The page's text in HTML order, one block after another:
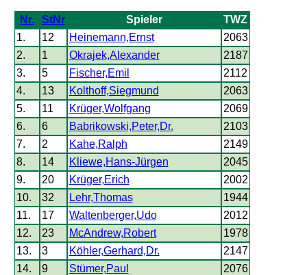
Nr. StNr Spieler
TWZ
1.
12 Heinemann,Ernst
2063
2.
1 Okrajek,Alexander
2187
3.
5 Fischer,Emil
2112
4.
13 Kolthoff,Siegmund
2063
5.
11 Krüger,Wolfgang
2069
6.
6 Babrikowski,Peter,Dr.
2103
7.
2 Kahe,Ralph
2149
8.
14 Kliewe,Hans-Jürgen
2045
9.
20 Krüger,Erich
2002
10.
32 Lehr,Thomas
1944
11.
17 Waltenberger,Udo
2012
12.
23 McAndrew,Robert
1978
13.
3 Köhler,Gerhard,Dr.
2147
14.
9 Stümer,Paul
2076